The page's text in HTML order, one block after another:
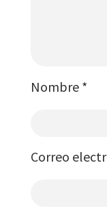
Nombre *
Correo